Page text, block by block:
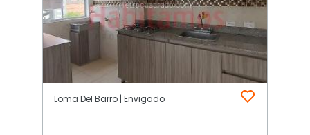
Loma Del Barro | Envigado